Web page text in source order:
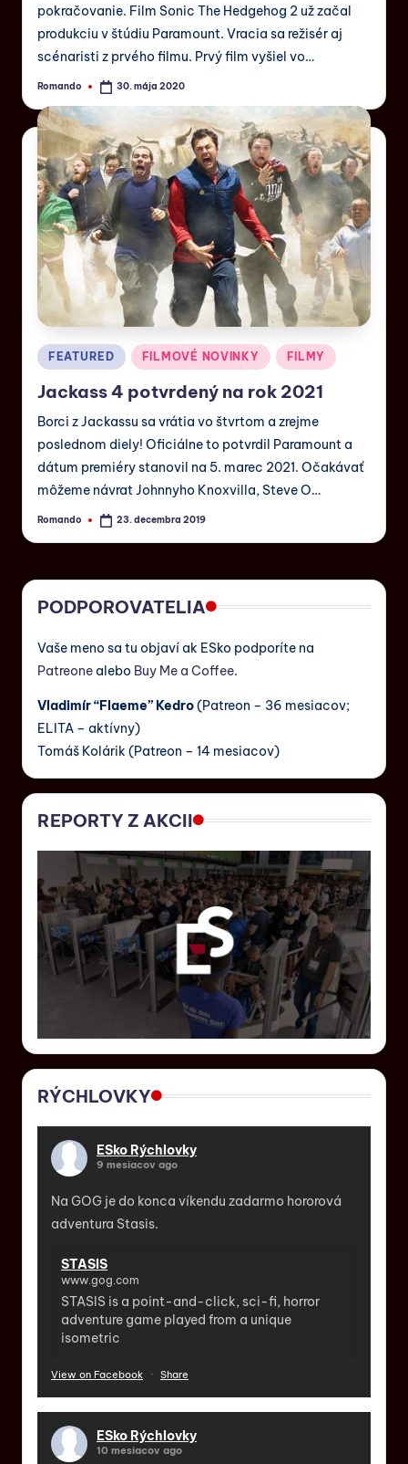
pokračovanie. Film Sonic The Hedgehog 2 už začal
produkciu v štúdiu Paramount. Vracia sa režisér aj
scénaristi z prvého filmu. Prvý film vyšiel vo…
Romando 30. mája 2020
FEATURED FILMOVÉ NOVINKY FILMY
Jackass 4 potvrdený na rok 2021
Borci z Jackassu sa vrátia vo štvrtom a zrejme
poslednom diely! Oficiálne to potvrdil Paramount a
dátum premiéry stanovil na 5. marec 2021. Očakávať
môžeme návrat Johnnyho Knoxvilla, Steve O…
Romando 23. decembra 2019
PODPOROVATELIA
Vaše meno sa tu objaví ak ESko podporíte na
Patreone alebo Buy Me a Coffee.
Vladimír “Flaeme” Kedro(Patreon – 36 mesiacov;
ELITA – aktívny)
Tomáš Kolárik (Patreon – 14 mesiacov)
REPORTY Z AKCII
RÝCHLOVKY
ESko Rýchlovky
9 mesiacov ago
Na GOG je do konca víkendu zadarmo hororová
adventura Stasis.
STASIS
www.gog.com
STASIS is a point-and-click, sci-fi, horror
adventure game played from a unique
isometric
View on Facebook · Share
ESko Rýchlovky
10 mesiacov ago